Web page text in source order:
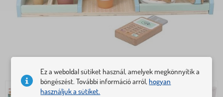
Ez a weboldal sütiket használ, amelyek megkönnyítik a
böngészést. További információ arról,hogyan
használjuk a sütiket.